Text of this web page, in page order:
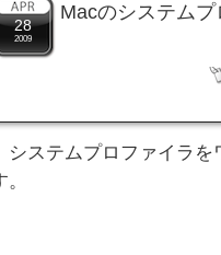
28
2009
Macのシステム
システムプロファイラ
。